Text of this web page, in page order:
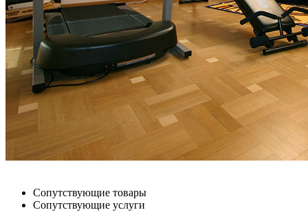
Сопутствующие товары
Сопутствующие услуги